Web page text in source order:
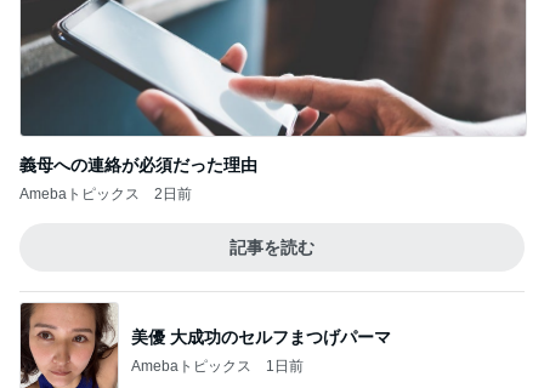
義母への連絡が必須だった理由
Amebaトピックス
記事を読む
Amebaトピックス 1日前
アレク 妹をからかい怒られた事
Amebaトピックス 1日前